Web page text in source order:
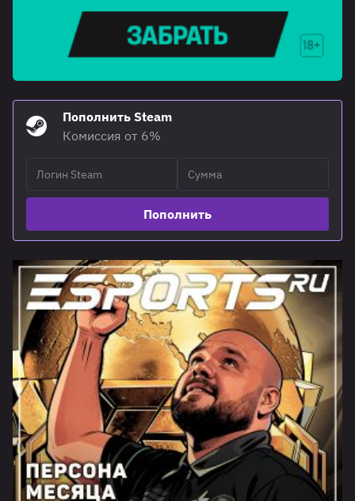
Пополнить Steam
Комиссия от 6%
Пополнить